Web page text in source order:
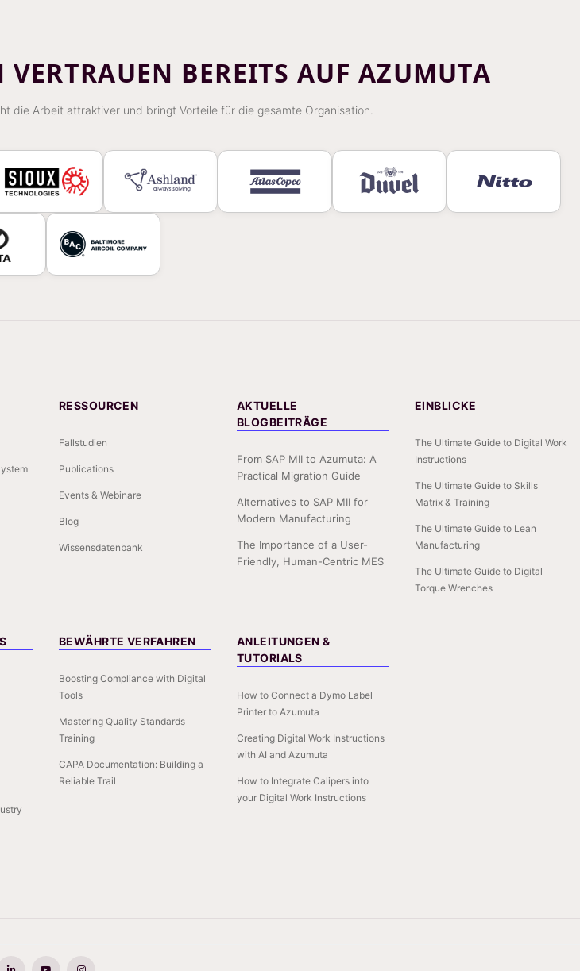
BEREITS AUF AZUMUTA
die Arbeit attraktiver und bringt Vorteile für die gesamte Organisation.
RESSOURCEN
Fallstudien
Publications
Events & Webinare
Blog
Wissensdatenbank
AKTUELLE
BLOGBEITRÄGE
From SAP MII to Azumuta: A
Practical Migration Guide
Alternatives to SAP MII for
Modern Manufacturing
The Importance of a User-
Friendly, Human-Centric MES
EINBLICKE
The Ultimate Guide to Digital Work
Instructions
The Ultimate Guide to Skills
Matrix & Training
The Ultimate Guide to Lean
Manufacturing
The Ultimate Guide to Digital
Torque Wrenches
BEWÄHRTE VERFAHREN
Boosting Compliance with Digital
Tools
Mastering Quality Standards
Training
CAPA Documentation: Building a
Reliable Trail
ANLEITUNGEN &
TUTORIALS
How to Connect a Dymo Label
Printer to Azumuta
Creating Digital Work Instructions
with AI and Azumuta
How to Integrate Calipers into
your Digital Work Instructions